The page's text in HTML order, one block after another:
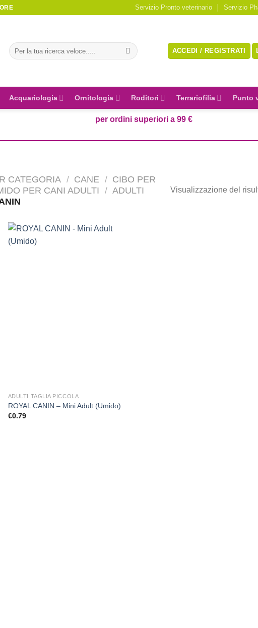
Servizio Pronto veterinario Servizio
Cerca:
ACCEDI / REGISTRATI
Acquariologia Ornitologia Roditori Terrariofilia Punto
per ordini superiori a 99 €
CATEGORIA / CANE / CIBO PER
PER CANI ADULTI / ADULTI
Visualizzazione del
ADULTI TAGLIA PICCOLA
ROYAL CANIN – Mini Adult (Umido)
€0.79